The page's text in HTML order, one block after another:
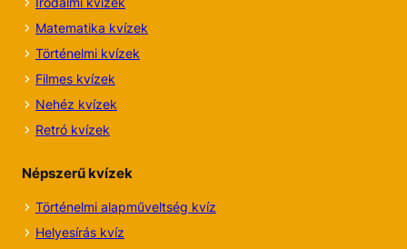
Matematika kvízek
Történelmi kvízek
Filmes kvízek
Nehéz kvízek
Retró kvízek
Népszerű kvízek
Történelmi alapműveltség kvíz
Helyesírás kvíz